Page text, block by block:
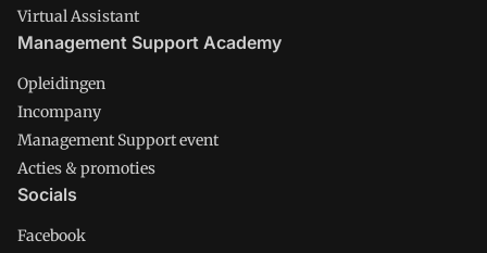
Virtual Assistant
Management Support Academy
Opleidingen
Incompany
Management Support event
Acties & promoties
Socials
Facebook